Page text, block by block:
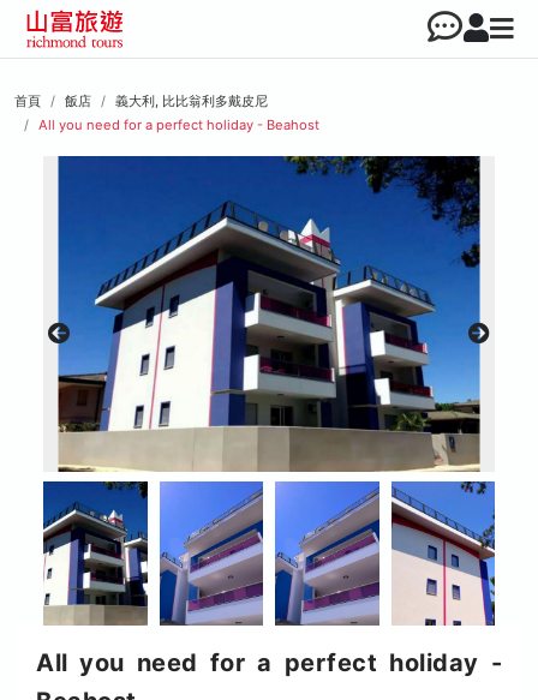
首頁 飯店
義大利, 比比翁利多戴皮尼
All you need for a perfect holiday - Beahost
All you need for a perfect holiday -